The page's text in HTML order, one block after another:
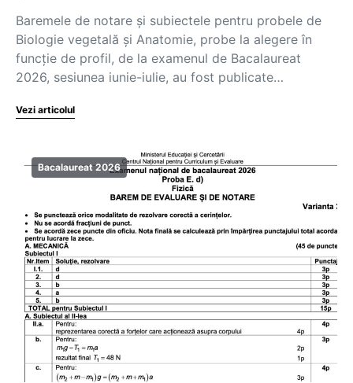
Baremele de notare și subiectele pentru probele de
Biologie vegetală și Anatomie, probe la alegere în
funcție de profil, de la examenul de Bacalaureat
2026, sesiunea iunie-iulie, au fost publicate…
Vezi articolul
Bacalaureat 2026